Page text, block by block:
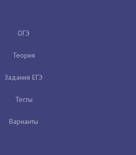
ОГЭ
Теория
Задания ЕГЭ
Тесты
Варианты